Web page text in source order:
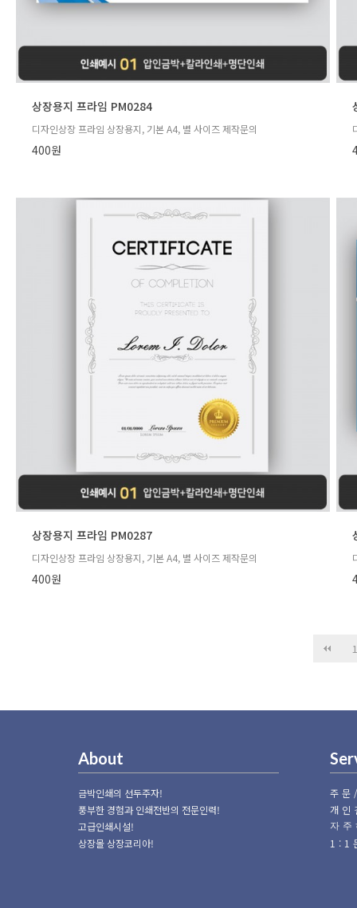
상장용지 프라임 PM0284
디자인상장 프라임 상장용지, 기본 A4, 별 사이즈 제작문의
400원
상장용지 프라임 PM0287
디자인상장 프라임 상장용지, 기본 A4, 별 사이즈 제작문의
400원
1
About
금박인쇄의 선두주자!
풍부한 경험과 인쇄전반의 전문인력!
고급인쇄시설!
상장몰 상장코리아!
주
개인
자
1:1